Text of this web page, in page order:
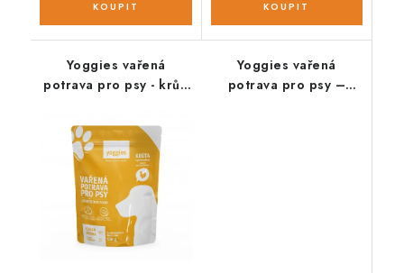
Yoggies vařená
potrava pro psy - krůtí
Yoggies vařená
potrava pro psy –